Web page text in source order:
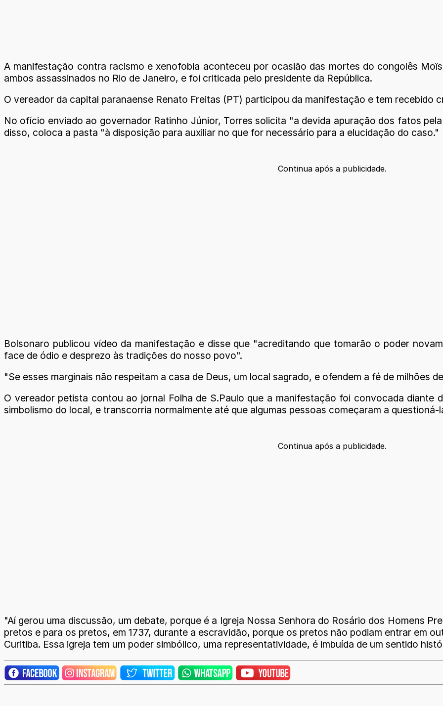
A manifestação contra racismo e xenofobia aconteceu por ocasião das mortes do congolês
ambos assassinados no Rio de Janeiro, e foi criticada pelo presidente da República.
O vereador da capital paranaense Renato Freitas (PT) participou da manifestação e tem recebido
No ofício enviado ao governador Ratinho Júnior, Torres solicita "a devida apuração dos fatos
disso, coloca a pasta "à disposição para auxiliar no que for necessário para a elucidação do caso."
Continua após a publicidade.
Bolsonaro publicou vídeo da manifestação e disse que "acreditando que tomarão o poder
face de ódio e desprezo às tradições do nosso povo".
"Se esses marginais não respeitam a casa de Deus, um local sagrado, e ofendem a fé de milhões
O vereador petista contou ao jornal Folha de S.Paulo que a manifestação foi convocada diante
simbolismo do local, e transcorria normalmente até que algumas pessoas começaram a questioná-
Continua após a publicidade.
"Aí gerou uma discussão, um debate, porque é a Igreja Nossa Senhora do Rosário dos Homens
pretos e para os pretos, em 1737, durante a escravidão, porque os pretos não podiam entrar em
Curitiba. Essa igreja tem um poder simbólico, uma representatividade, é imbuída de um sentido